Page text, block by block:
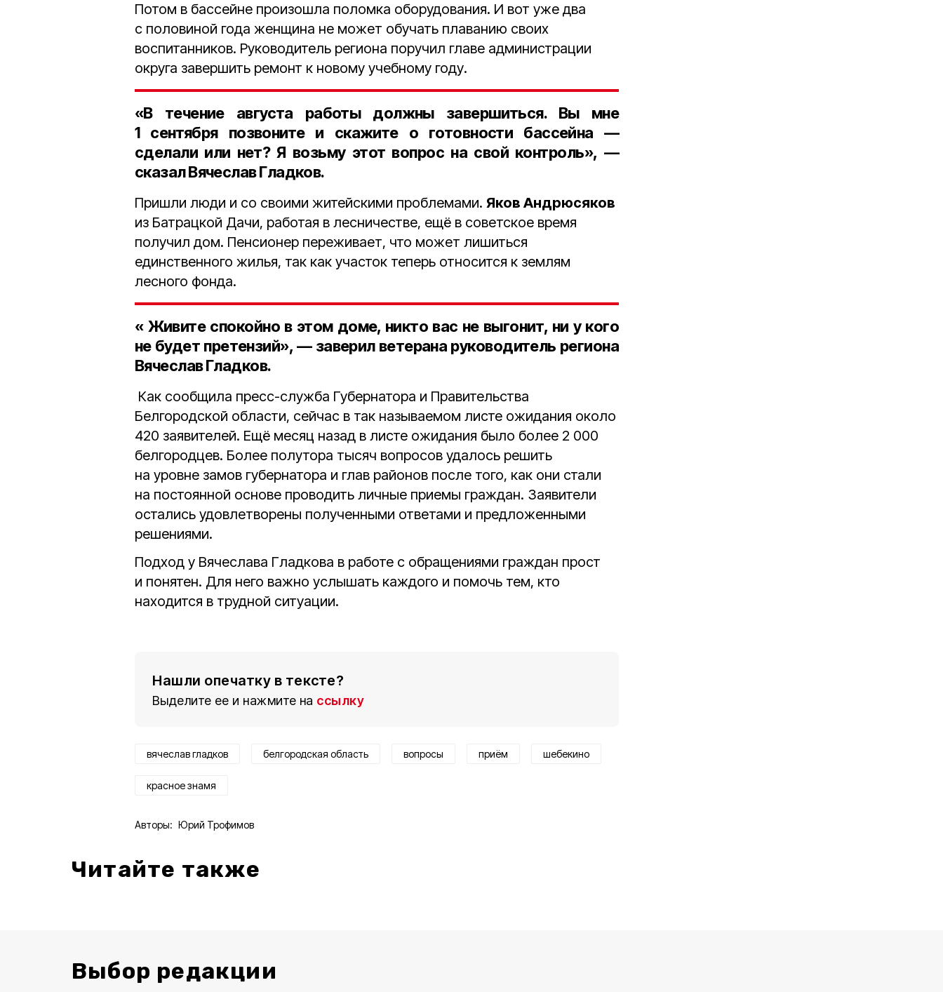
Потом в бассейне произошла поломка оборудования. И вот уже два
с половиной года женщина не может обучать плаванию своих
воспитанников. Руководитель региона поручил главе администрации
округа завершить ремонт к новому учебному году.
«В течение августа работы должны завершиться. Вы мне
1 сентября позвоните и скажите о готовности бассейна —
сделали или нет? Я возьму этот вопрос на свой контроль», —
сказал Вячеслав Гладков.
Пришли люди и со своими житейскими проблемами. Яков Андрюсяков
из Батрацкой Дачи, работая в лесничестве, ещё в советское время
получил дом. Пенсионер переживает, что может лишиться
единственного жилья, так как участок теперь относится к землям
лесного фонда.
« Живите спокойно в этом доме, никто вас не выгонит, ни у кого
не будет претензий», — заверил ветерана руководитель региона
Вячеслав Гладков.
Как сообщила пресс-служба Губернатора и Правительства
Белгородской области, сейчас в так называемом листе ожидания около
420 заявителей. Ещё месяц назад в листе ожидания было более 2 000
белгородцев. Более полутора тысяч вопросов удалось решить
на уровне замов губернатора и глав районов после того, как они стали
на постоянной основе проводить личные приемы граждан. Заявители
остались удовлетворены полученными ответами и предложенными
решениями.
Подход у Вячеслава Гладкова в работе с обращениями граждан прост
и понятен. Для него важно услышать каждого и помочь тем, кто
находится в трудной ситуации.
Нашли опечатку в тексте?
Выделите ее и нажмите на ссылку
вячеслав гладков белгородская область вопросы приём шебекино
красное знамя
Авторы: Юрий Трофимов
Читайте также
Выбор редакции